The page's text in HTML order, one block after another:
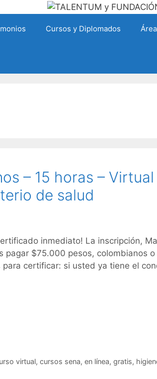
Cursos y Diplomados
– 15 horas –
de salud
inmediato! La inscripción,
$75.000 pesos, colombianos
certificar: si usted ya tiene el
virtual, cursos sena, en línea, gratis,